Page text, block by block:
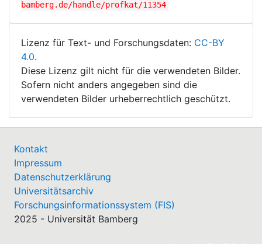
bamberg.de/handle/profkat/11354
Lizenz für Text- und Forschungsdaten: CC-BY
4.0.
Diese Lizenz gilt nicht für die verwendeten Bilder.
Sofern nicht anders angegeben sind die
verwendeten Bilder urheberrechtlich geschützt.
Kontakt
Impressum
Datenschutzerklärung
Universitätsarchiv
Forschungsinformationssystem (FIS)
2025 - Universität Bamberg